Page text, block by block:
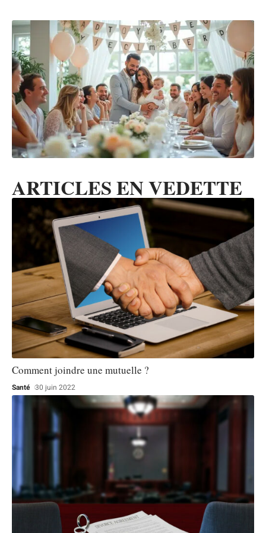
ARTICLES EN VEDETTE
Comment joindre une mutuelle ?
Santé 30 juin 2022